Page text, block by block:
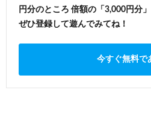
円分のところ 倍額の「3,000円分
ぜひ登録して遊んでみてね！
今すぐ無料で